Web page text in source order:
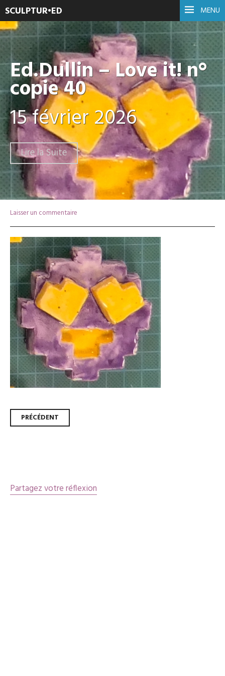
MENU
SCULPTUR•ED
Ed.Dullin – Love it! n°
copie 40
15 février 2026
Lire la Suite
Laisser un commentaire
Navigation
PRÉCÉDENT
Partagez votre réflexion